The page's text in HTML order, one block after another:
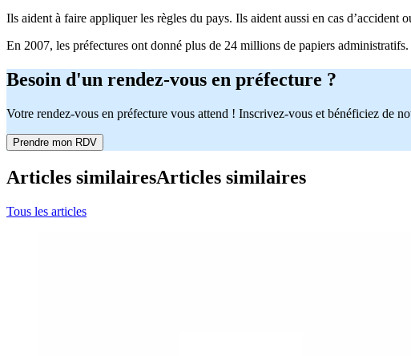
Ils aident à faire appliquer les règles du pays. Ils aident aussi en cas
En 2007, les préfectures ont donné plus de 24 millions de papiers
Besoin d'un rendez-vous en préfecture ?
Votre rendez-vous en préfecture vous attend ! Inscrivez-vous et bénéficiez de
Prendre mon RDV
Articles similairesArticles similaires
Tous les articles